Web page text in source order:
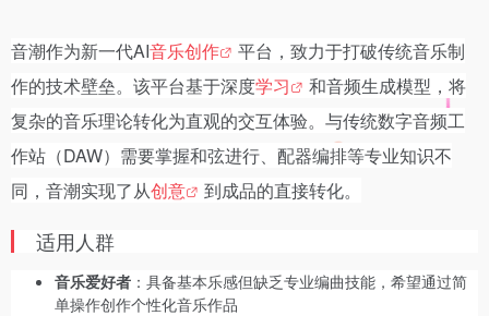
音潮作为新一代AI音乐创作
平台，致力于打破传统音乐制
作的技术壁垒。该平台基于深度学习
和音频生成模型，将
复杂的音乐理论转化为直观的交互体验。与传统数字音频工
作站（DAW）需要掌握和弦进行、配器编排等专业知识不
同，音潮实现了从创意 到成品的直接转化。
适用人群
音乐爱好者 ：具备基本乐感但缺乏专业编曲技能，希望通过简
单操作创作个性化音乐作品